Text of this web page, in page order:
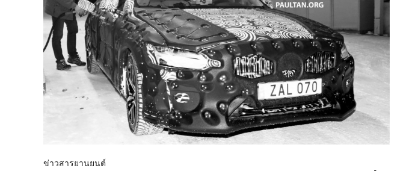
ข่าวสารยานยนต์